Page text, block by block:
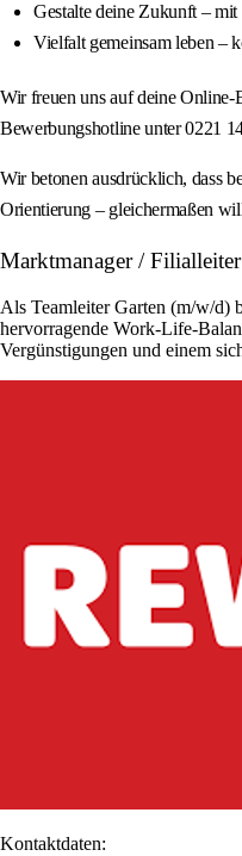
Gestalte deine Zukunft – mit
Vielfalt gemeinsam leben –
Wir freuen uns auf deine
Bewerbungshotline unter 0221
Wir betonen ausdrücklich, dass
Orientierung – gleichermaßen
Marktmanager /
Als Teamleiter Garten (m/w/d)
hervorragende Work-Life-
Vergünstigungen und einem
Kontaktdaten: